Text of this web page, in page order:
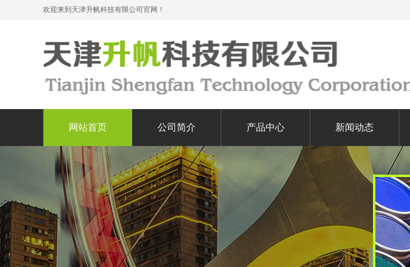
欢迎来到天津升帆科技有限公司官网！
网站首页 公司简介 产品中心 新闻动态